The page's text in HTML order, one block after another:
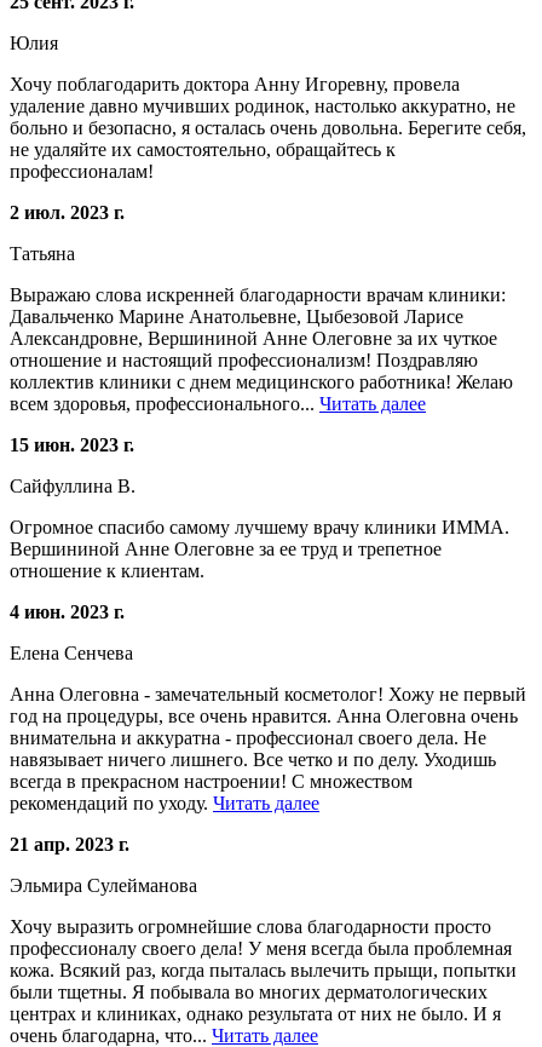
Юлия
Хочу поблагодарить доктора Анну Игоревну, провела
удаление давно мучивших родинок, настолько аккуратно, не
больно и безопасно, я осталась очень довольна. Берегите себя,
не удаляйте их самостоятельно, обращайтесь к
профессионалам!
2 июл. 2023 г.
Татьяна
Выражаю слова искренней благодарности врачам клиники:
Давальченко Марине Анатольевне, Цыбезовой Ларисе
Александровне, Вершининой Анне Олеговне за их чуткое
отношение и настоящий профессионализм! Поздравляю
коллектив клиники с днем медицинского работника! Желаю
всем здоровья, профессионального... Читать далее
15 июн. 2023 г.
Сайфуллина В.
Огромное спасибо самому лучшему врачу клиники ИММА.
Вершининой Анне Олеговне за ее труд и трепетное
отношение к клиентам.
4 июн. 2023 г.
Елена Сенчева
Анна Олеговна - замечательный косметолог! Хожу не первый
год на процедуры, все очень нравится. Анна Олеговна очень
внимательна и аккуратна - профессионал своего дела. Не
навязывает ничего лишнего. Все четко и по делу. Уходишь
всегда в прекрасном настроении! С множеством
рекомендаций по уходу. Читать далее
21 апр. 2023 г.
Эльмира Сулейманова
Хочу выразить огромнейшие слова благодарности просто
профессионалу своего дела! У меня всегда была проблемная
кожа. Всякий раз, когда пыталась вылечить прыщи, попытки
были тщетны. Я побывала во многих дерматологических
центрах и клиниках, однако результата от них не было. И я
очень благодарна, что... Читать далее